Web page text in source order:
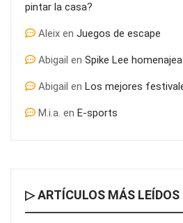
pintar la casa?
Aleix en Juegos de escape
Abigail en Spike Lee
Abigail en Los mejores
M.i.a. en E-sports
▷ ARTÍCULOS MÁS LEÍDOS